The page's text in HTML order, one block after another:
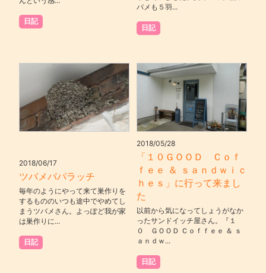
日記
バメも５羽...
日記
2018/06/17
ツバメパパラッチ
毎年のようにやって来て巣作りを
するもののいつも途中でやめてし
まうツバメさん。よっぽど我が家
は巣作りに...
日記
2018/05/28
「１０ＧＯＯＤ Ｃｏｆ
ｆｅｅ ＆ ｓａｎｄｗｉｃ
ｈｅｓ」に行って来まし
た
以前から気になってしょうがなか
ったサンドイッチ屋さん。『１
０ ＧＯＯＤ Ｃｏｆｆｅｅ ＆ ｓ
ａｎｄｗ...
日記